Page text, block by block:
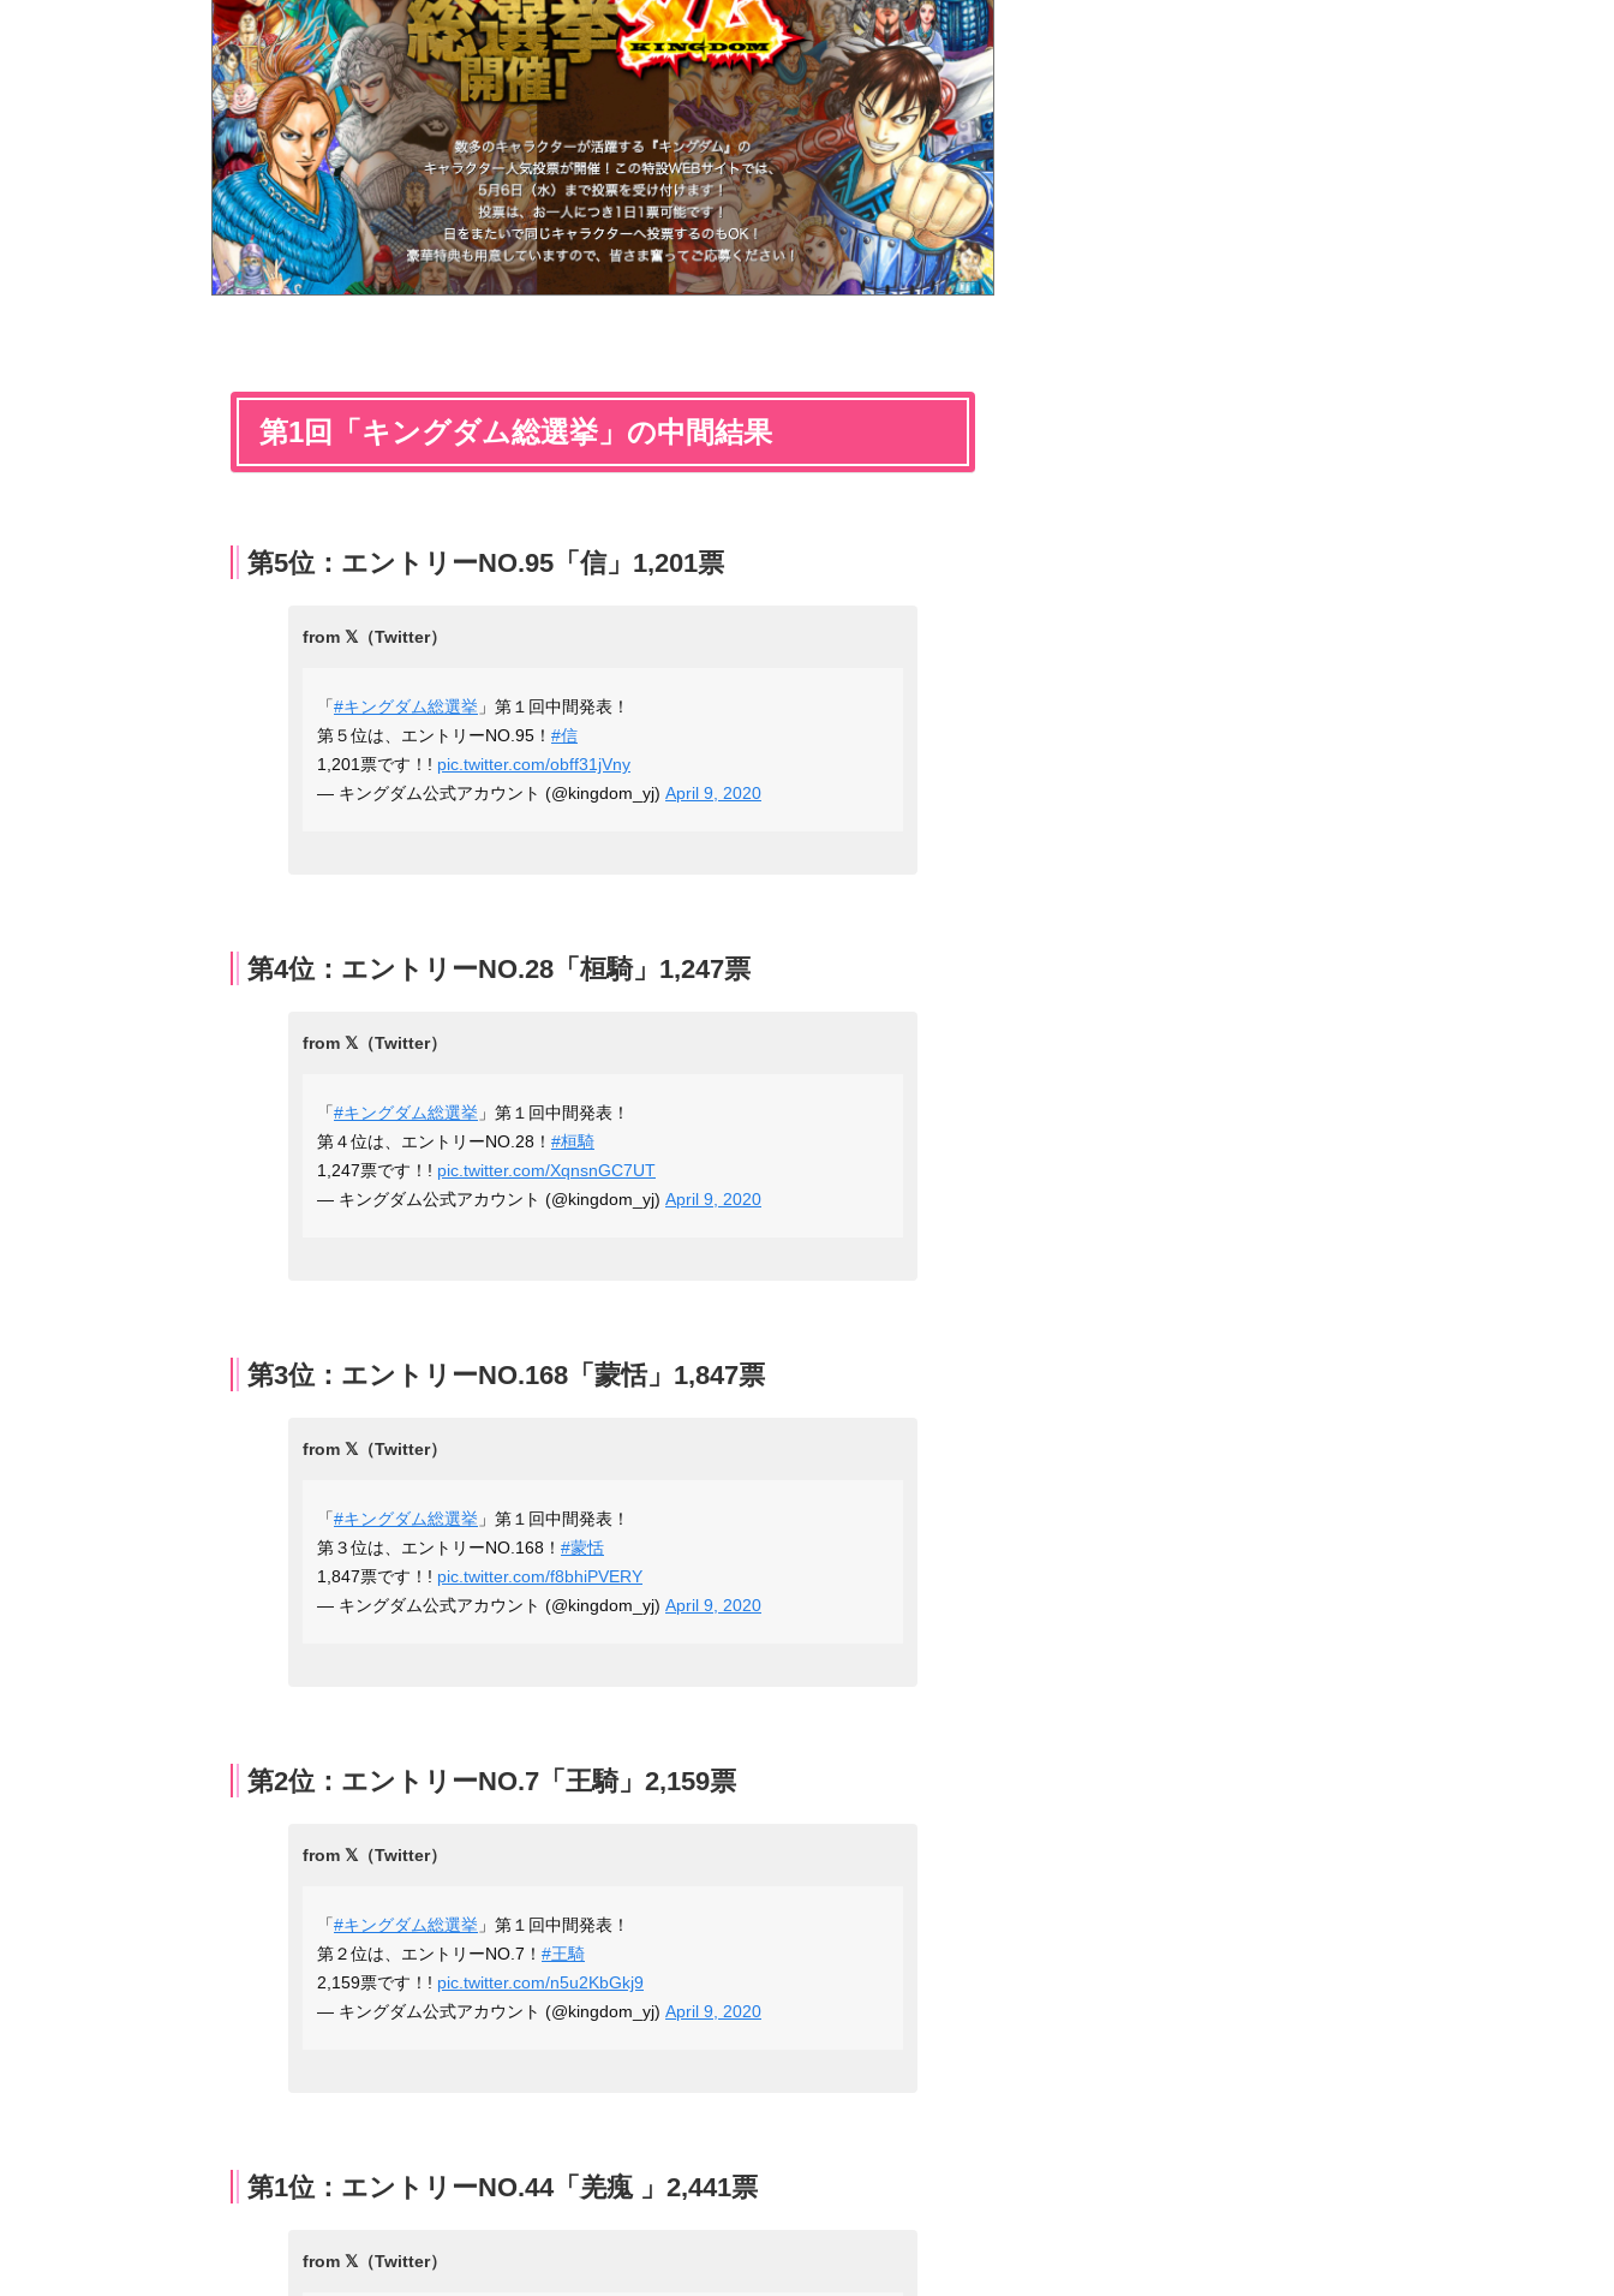
第1回「キングダム総選挙」の中間結果
第5位：エントリーNO.95「信」1,201票
「#キングダム総選挙 」第１回中間発表！
第５位は、エントリーNO.95！ #信
1,201票です！! pic.twitter.com/obff31jVny
— キングダム公式アカウント (@kingdom_yj) April 9, 2020
第4位：エントリーNO.28「桓騎」1,247票
「#キングダム総選挙 」第１回中間発表！
第４位は、エントリーNO.28！ #桓騎
1,247票です！! pic.twitter.com/XqnsnGC7UT
— キングダム公式アカウント (@kingdom_yj) April 9, 2020
第3位：エントリーNO.168「蒙恬」1,847票
「#キングダム総選挙 」第１回中間発表！
第３位は、エントリーNO.168！ #蒙恬
1,847票です！! pic.twitter.com/f8bhiPVERY
— キングダム公式アカウント (@kingdom_yj) April 9, 2020
第2位：エントリーNO.7「王騎」2,159票
「#キングダム総選挙 」第１回中間発表！
第２位は、エントリーNO.7！ #王騎
2,159票です！! pic.twitter.com/n5u2KbGkj9
— キングダム公式アカウント (@kingdom_yj) April 9, 2020
第1位：エントリーNO.44「羌瘣 」2,441票